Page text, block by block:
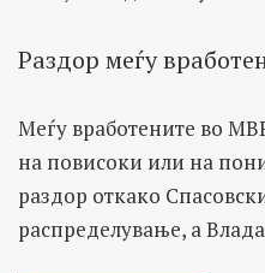
Раздор меѓу
Меѓу вработените во
на повисоки или на
раздор откако
распределување, а